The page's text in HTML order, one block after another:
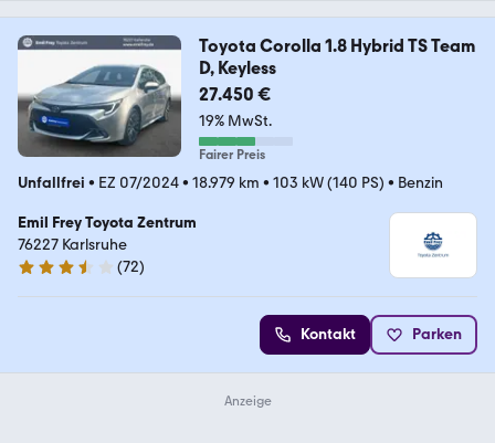
Toyota Corolla 1.8 Hybrid TS Team
D, Keyless
27.450 €
19% MwSt.
Fairer Preis
Unfallfrei • EZ 07/2024• 18.979 km • 103 kW (140 PS) • Benzin
Emil Frey Toyota Zentrum
76227 Karlsruhe
3.7 Sterne
(72)
Kontakt Parken